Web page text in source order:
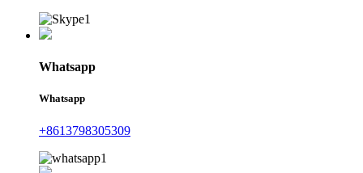
Whatsapp
Whatsapp
+8613798305309